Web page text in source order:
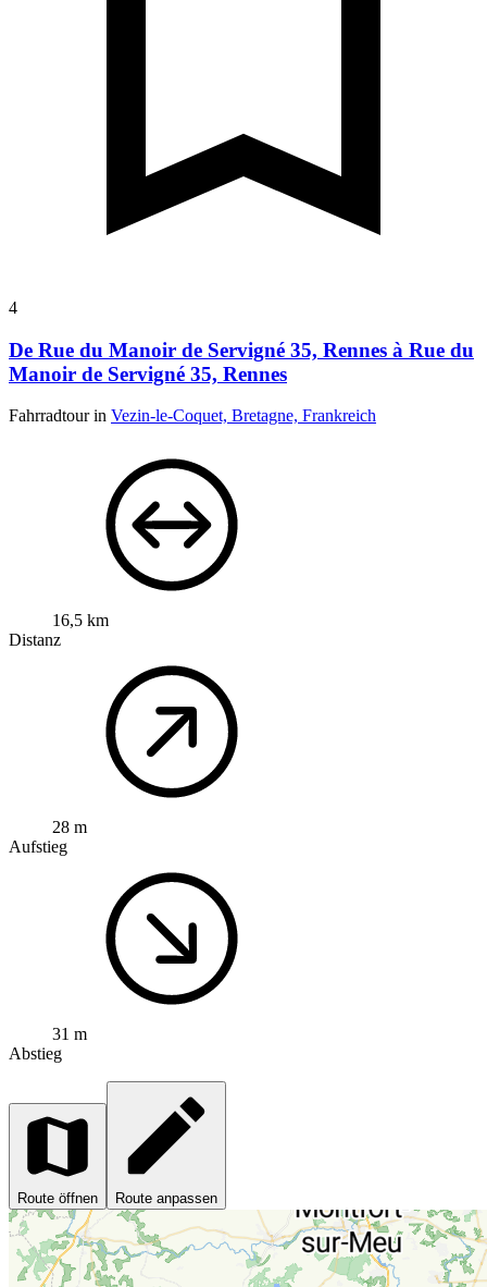
4
De Rue du Manoir de Servigné 35, Rennes à Rue du
Manoir de Servigné 35, Rennes
Fahrradtour in Vezin-le-Coquet, Bretagne, Frankreich
16,5 km
Distanz
28 m
Aufstieg
31 m
Abstieg
Route öffnen Route anpassen